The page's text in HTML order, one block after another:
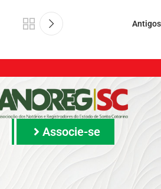
Antigos
Associe-se